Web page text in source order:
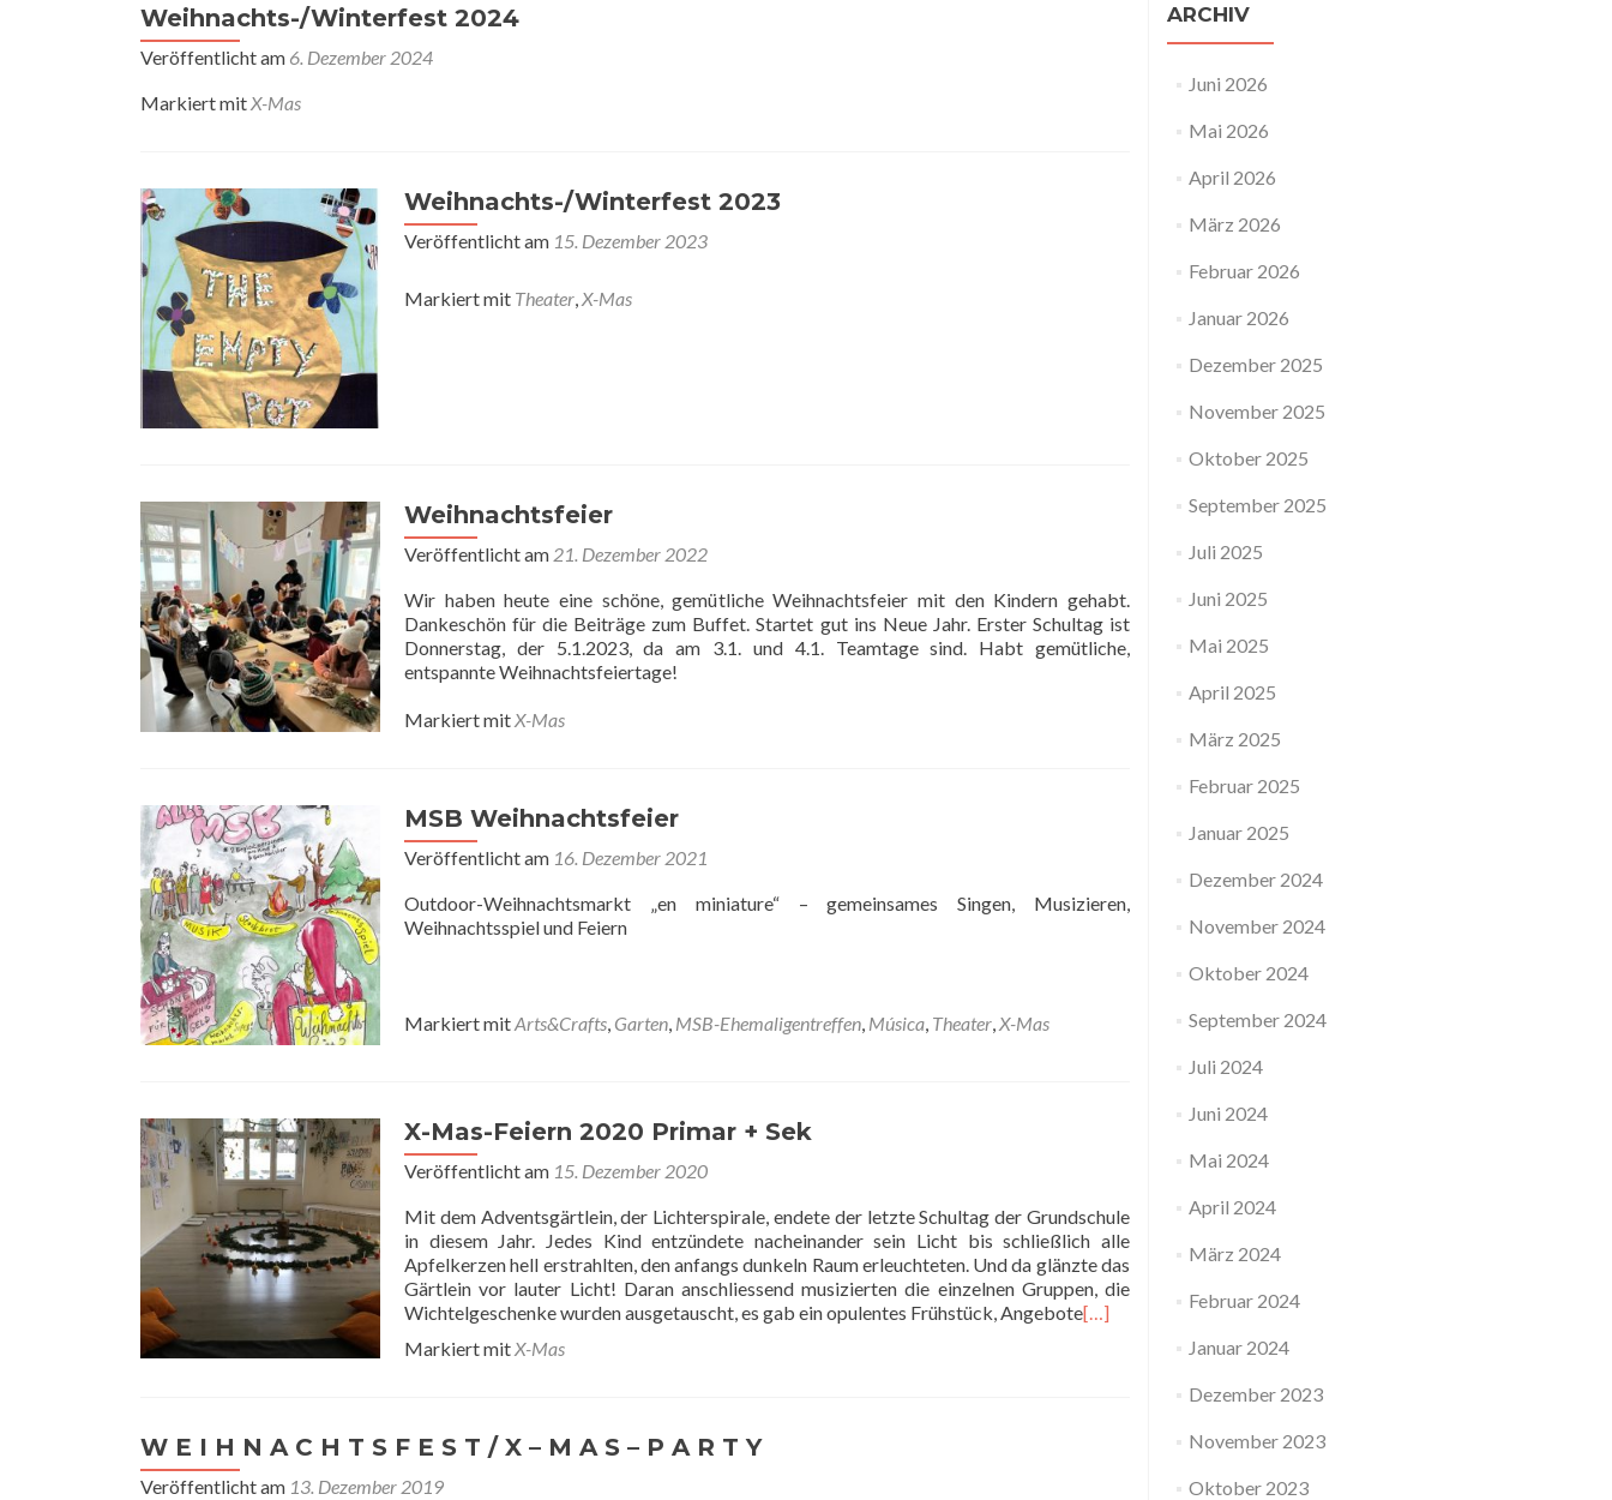
Weihnachts-/Winterfest 2024
Veröffentlicht am 6. Dezember 2024
Markiert mitX-Mas
Weihnachts-/Winterfest 2023
Veröffentlicht am 15. Dezember 2023
Markiert mit Theater,X-Mas
Weihnachtsfeier
Veröffentlicht am 21. Dezember 2022
Wir haben heute eine schöne, gemütliche Weihnachtsfeier mit den Kindern gehabt.
Dankeschön für die Beiträge zum Buffet. Startet gut ins Neue Jahr. Erster Schultag ist
Donnerstag, der 5.1.2023, da am 3.1. und 4.1. Teamtage sind. Habt gemütliche,
entspannte Weihnachtsfeiertage!
Markiert mitX-Mas
MSB Weihnachtsfeier
Veröffentlicht am 16. Dezember 2021
Outdoor-Weihnachtsmarkt „en miniature“ – gemeinsames Singen, Musizieren,
Weihnachtsspiel und Feiern
Markiert mitArts&Crafts, Garten, MSB-Ehemaligentreffen, Música, Theater,X-Mas
X-Mas-Feiern 2020 Primar + Sek
Veröffentlicht am 15. Dezember 2020
Mit dem Adventsgärtlein, der Lichterspirale, endete der letzte Schultag der Grundschule
in diesem Jahr. Jedes Kind entzündete nacheinander sein Licht bis schließlich alle
Apfelkerzen hell erstrahlten, den anfangs dunkeln Raum erleuchteten. Und da glänzte das
Gärtlein vor lauter Licht! Daran anschliessend musizierten die einzelnen Gruppen, die
Wichtelgeschenke wurden ausgetauscht, es gab ein opulentes Frühstück, Angebote[…]
Markiert mitX-Mas
W E I H N A C H T S F E S T / X – M A S – P A R T Y
Veröffentlicht am 13. Dezember 2019
ARCHIV
Juni 2026
Mai 2026
April 2026
März 2026
Februar 2026
Januar 2026
Dezember 2025
November 2025
Oktober 2025
September 2025
Juli 2025
Juni 2025
Mai 2025
April 2025
März 2025
Februar 2025
Januar 2025
Dezember 2024
November 2024
Oktober 2024
September 2024
Juli 2024
Juni 2024
Mai 2024
April 2024
März 2024
Februar 2024
Januar 2024
Dezember 2023
November 2023
Oktober 2023